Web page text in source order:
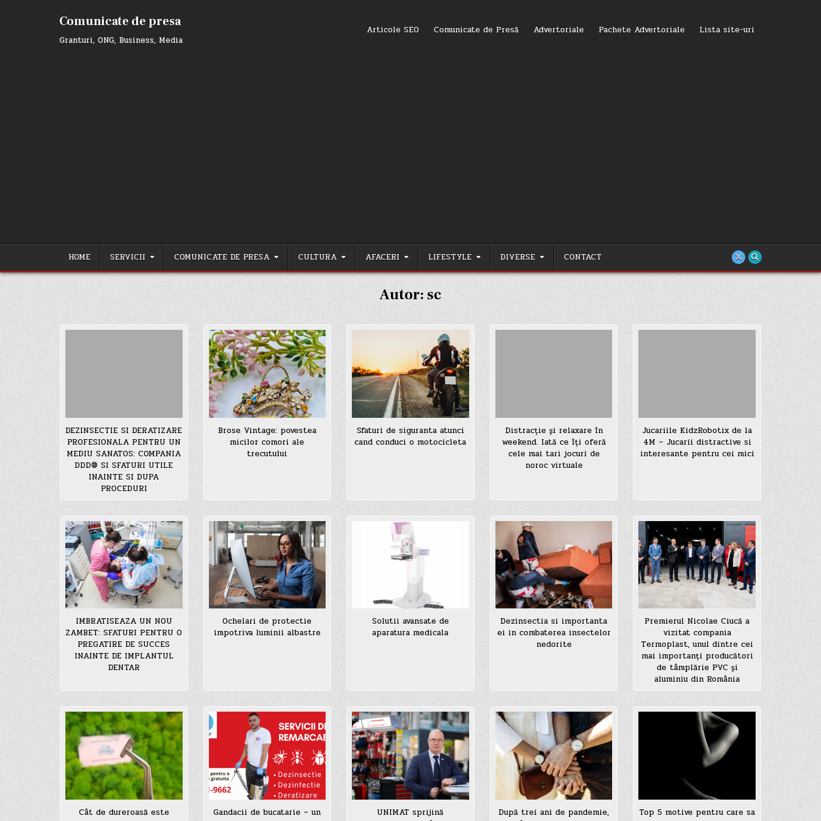
Comunicate de presa
Granturi, ONG, Business, Media
Articole SEO Comunicate de Presă Advertoriale Pachete Advertoriale Lista site-uri
HOME SERVICII COMUNICATE DE PRESA CULTURA AFACERI LIFESTYLE DIVERSE CONTACT
Autor: sc
DEZINSECTIE SI DERATIZARE
PROFESIONALA PENTRU UN
MEDIU SANATOS: COMPANIA
DDD® SI SFATURI UTILE
INAINTE SI DUPA
PROCEDURI
Brose Vintage: povestea
micilor comori ale
trecutului
Sfaturi de siguranta atunci
cand conduci o motocicleta
Distracție și relaxare în
weekend. Iată ce îți oferă
cele mai tari jocuri de
noroc virtuale
Jucariile KidzRobotix de la
4M – Jucarii distractive si
interesante pentru cei mici
IMBRATISEAZA UN NOU
ZAMBET: SFATURI PENTRU O
PREGATIRE DE SUCCES
INAINTE DE IMPLANTUL
DENTAR
Ochelari de protectie
impotriva luminii albastre
Solutii avansate de
aparatura medicala
Dezinsectia si importanta
ei in combaterea insectelor
nedorite
Premierul Nicolae Ciucă a
vizitat compania
Termoplast, unul dintre cei
mai importanți producători
de tâmplărie PVC și
aluminiu din România
Cât de dureroasă este
Gandacii de bucatarie – un
UNIMAT sprijină
După trei ani de pandemie,
Top 5 motive pentru care sa